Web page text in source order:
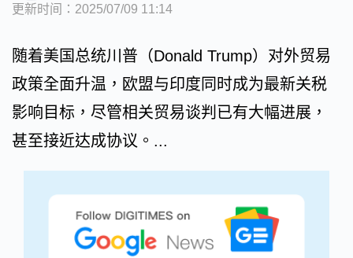
更新时间：2025/07/09 11:14
随着美国总统川普（Donald Trump）对外贸易
政策全面升温，欧盟与印度同时成为最新关税
影响目标，尽管相关贸易谈判已有大幅进展，
甚至接近达成协议。...